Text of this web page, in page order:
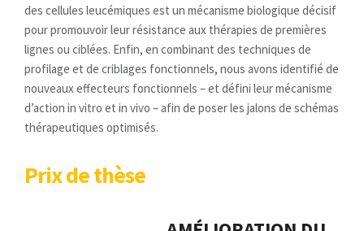
des cellules leucémiques est un mécanisme biologique décisif
pour promouvoir leur résistance aux thérapies de premières
lignes ou ciblées. Enfin, en combinant des techniques de
profilage et de criblages fonctionnels, nous avons identifié de
nouveaux effecteurs fonctionnels – et défini leur mécanisme
d’action in vitro et in vivo – afin de poser les jalons de schémas
thérapeutiques optimisés.
Prix de thèse